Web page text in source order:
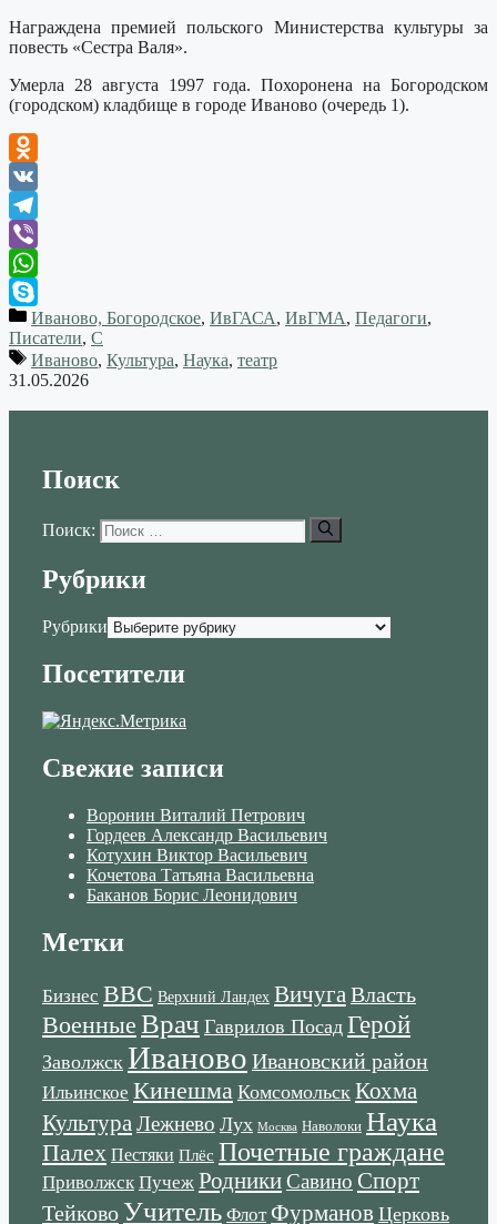
Награждена премией польского Министерства культуры за
повесть «Сестра Валя».
Умерла 28 августа 1997 года. Похоронена на Богородском
(городском) кладбище в городе Иваново (очередь 1).
Odnoklassniki
VK
Telegram
Viber
WhatsApp
SkypeИваново, Богородское, ИвГАСА, ИвГМА, Педагоги,
Писатели, С
Иваново, Культура, Наука, театр
31.05.2026
Поиск
Поиск:
Рубрики
Рубрики
Посетители
Свежие записи
Воронин Виталий Петрович
Гордеев Александр Васильевич
Котухин Виктор Васильевич
Кочетова Татьяна Васильевна
Баканов Борис Леонидович
Метки
Бизнес ВВС Верхний Ландех ВичугаВласть
Военные Врач Гаврилов Посад Герой
Заволжск Иваново Ивановский район
Ильинское Кинешма Комсомольск Кохма
Культура Лежнево Лух Москва Наволоки Наука
Палех Пестяки Плёс Почетные граждане
Приволжск Пучеж РодникиСавино Спорт
ТейковоУчитель Флот Фурманов Церковь